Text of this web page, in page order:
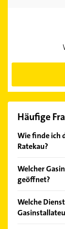
Häufige
Wie finde ich
Ratekau?
Welcher
geöffnet?
Bitte
Feiertagen
Welche